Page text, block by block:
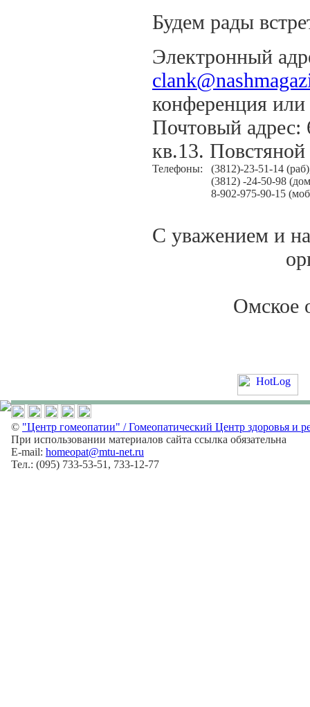
Будем рады
Электронный
конференция
Почтовый
кв.13.
Телефоны: (3812)-23-51-14
(3812) -24-50-98
8-902-975-90-15
С уважением и
Омское
© "Центр гомеопатии" / Гомеопатический Центр здоровья и
При использовании материалов сайта ссылка обязательна
E-mail: homeopat@mtu-net.ru
Тел.: (095) 733-53-51, 733-12-77